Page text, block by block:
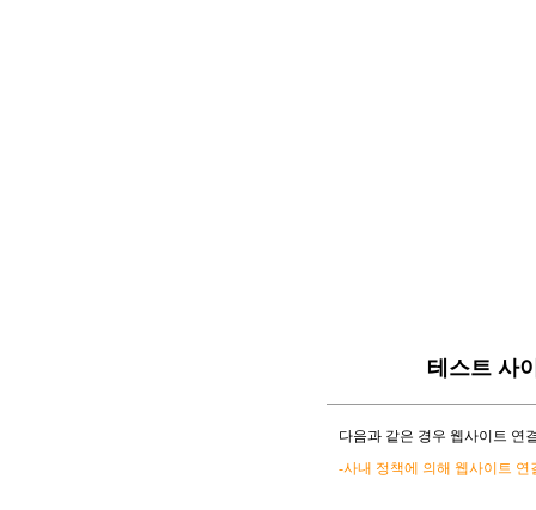
테스트 사
다음과 같은 경우 웹사이트 연
-사내 정책에 의해 웹사이트